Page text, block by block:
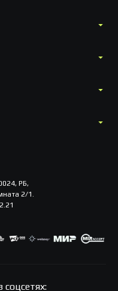
РБ,
2/1.
соцсетях: